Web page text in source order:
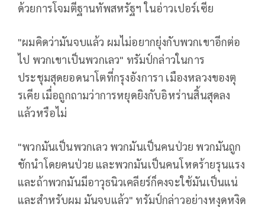
ด้วยการโจมตีฐานทัพสหรัฐฯ ในอ่าวเปอร์เซีย
"ผมคิดว่ามันจบแล้ว ผมไม่อยากยุ่งกับพวกเขาอีกต่อ
ไป พวกเขาเป็นพวกเลว" ทรัมป์กล่าวในการ
ประชุมสุดยอดนาโตที่กรุงอังการา เมืองหลวงของตุ
รเคีย เมื่อถูกถามว่าการหยุดยิงกับอิหร่านสิ้นสุดลง
แล้วหรือไม่
"พวกมันเป็นพวกเลว พวกมันเป็นคนป่วย พวกมันถูก
ชักนำโดยคนป่วย และพวกมันเป็นคนโหดร้ายรุนแรง
และถ้าพวกมันมีอาวุธนิวเคลียร์ก็คงจะใช้มันเป็นแน่
และสำหรับผม มันจบแล้ว" ทรัมป์กล่าวอย่างหงุดหงิด